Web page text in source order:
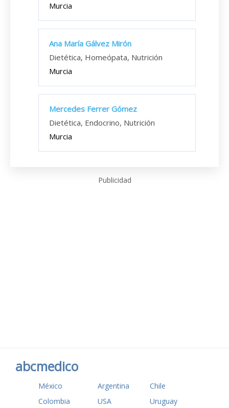
Murcia
Ana María Gálvez Mirón
Dietética, Homeópata, Nutrición
Murcia
Mercedes Ferrer Gómez
Dietética, Endocrino, Nutrición
Murcia
Publicidad
abcmedico
México Argentina
Chile
Colombia
USA Uruguay